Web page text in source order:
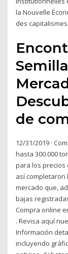
la Nouvelle
des
de
12/31/2019 ·
hasta 300.000
para los precios
así completaron
mercado que,
bajas
Compra online
. Revisa aquí
Información
incluyendo